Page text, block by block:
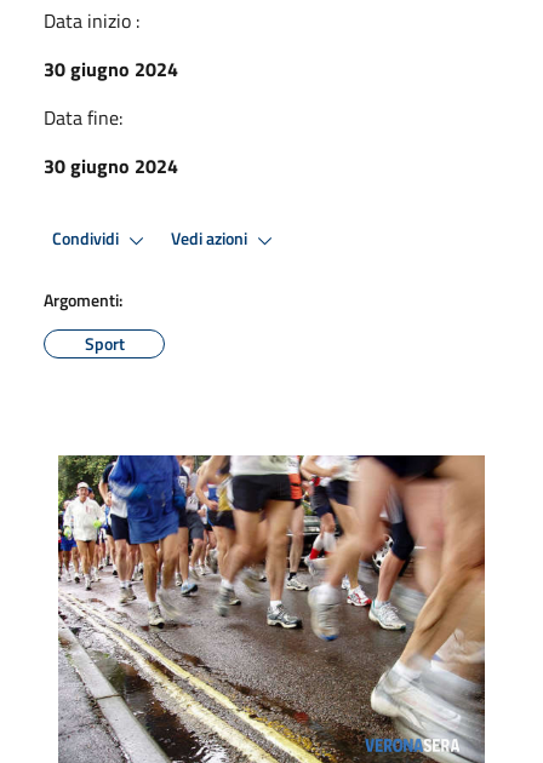
Data inizio :
30 giugno 2024
Data fine:
30 giugno 2024
Condividi Vedi azioni
Argomenti:
Sport